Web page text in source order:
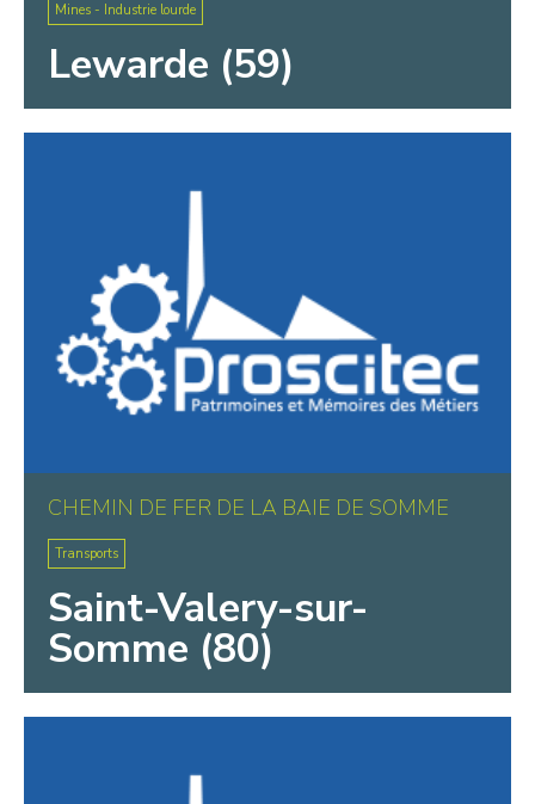
Mines - Industrie lourde
Lewarde (59)
CHEMIN DE FER DE LA BAIE DE SOMME
Transports
Saint-Valery-sur-
Somme (80)